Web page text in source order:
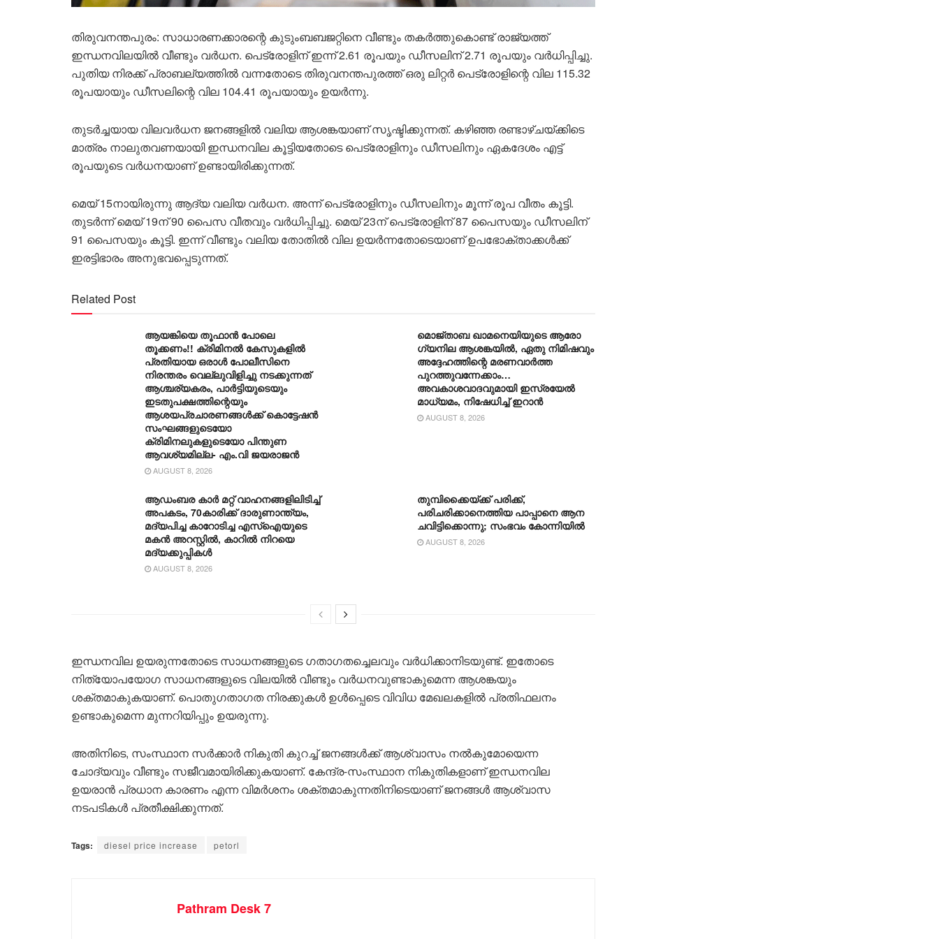
തിരുവനന്തപുരം: സാധാരണക്കാരന്റെ കുടുംബബജറ്റിനെ വീണ്ടും തകർത്തുകൊണ്ട് രാജ്യത്ത്
ഇന്ധനവിലയിൽ വീണ്ടും വർധന. പെട്രോളിന് ഇന്ന് 2.61 രൂപയും ഡീസലിന് 2.71 രൂപയും വർധിപ്പിച്ചു.
പുതിയ നിരക്ക് പ്രാബല്യത്തിൽ വന്നതോടെ തിരുവനന്തപുരത്ത് ഒരു ലിറ്റർ പെട്രോളിന്റെ വില 115.32
രൂപയായും ഡീസലിന്റെ വില 104.41 രൂപയായും ഉയർന്നു.
തുടർച്ചയായ വിലവർധന ജനങ്ങളിൽ വലിയ ആശങ്കയാണ് സൃഷ്ടിക്കുന്നത്. കഴിഞ്ഞ രണ്ടാഴ്ചയ്ക്കിടെ
മാത്രം നാലുതവണയായി ഇന്ധനവില കൂട്ടിയതോടെ പെട്രോളിനും ഡീസലിനും ഏകദേശം എട്ട്
രൂപയുടെ വർധനയാണ് ഉണ്ടായിരിക്കുന്നത്.
മെയ് 15നായിരുന്നു ആദ്യ വലിയ വർധന. അന്ന് പെട്രോളിനും ഡീസലിനും മൂന്ന് രൂപ വീതം കൂട്ടി.
തുടർന്ന് മെയ് 19ന് 90 പൈസ വീതവും വർധിപ്പിച്ചു. മെയ് 23ന് പെട്രോളിന് 87 പൈസയും ഡീസലിന്
91 പൈസയും കൂട്ടി. ഇന്ന് വീണ്ടും വലിയ തോതിൽ വില ഉയർന്നതോടെയാണ് ഉപഭോക്താക്കൾക്ക്
ഇരട്ടിഭാരം അനുഭവപ്പെടുന്നത്.
Related Post
ആയങ്കിയെ തൂഫാൻ പോലെ
തൂക്കണം!! ക്രിമിനൽ കേസുകളിൽ
പ്രതിയായ ഒരാൾ പോലീസിനെ
നിരന്തരം വെല്ലുവിളിച്ചു നടക്കുന്നത്
ആശ്ചര്യകരം, പാർട്ടിയുടെയും
ഇടതുപക്ഷത്തിന്റെയും
ആശയപ്രചാരണങ്ങൾക്ക് കൊട്ടേഷൻ
സംഘങ്ങളുടെയോ
ക്രിമിനലുകളുടെയോ പിന്തുണ
ആവശ്യമില്ല- എം.വി ജയരാജൻ
AUGUST 8, 2026
മൊജ്താബ ഖാമനെയിയുടെ ആരോ​
ഗ്യനില ആശങ്കയിൽ, ഏതു നിമിഷവും
അദ്ദേഹത്തിന്റെ മരണവാർത്ത
പുറത്തുവന്നേക്കാം…
അവകാശവാദവുമായി ഇസ്രയേൽ
മാധ്യമം, നിഷേധിച്ച് ഇറാൻ
AUGUST 8, 2026
ആഡംബര കാര്‍ മറ്റ് വാഹനങ്ങളിലിടിച്ച്
അപകടം, 70കാരിക്ക് ദാരുണാന്ത്യം,
മദ്യപിച്ച കാറോടിച്ച എസ്ഐയുടെ
മകന്‍ അറസ്റ്റില്‍, കാറില്‍ നിറയെ
മദ്യക്കുപ്പികള്‍
AUGUST 8, 2026
തുമ്പിക്കൈയ്ക്ക് പരിക്ക്,
പരിചരിക്കാനെത്തിയ പാപ്പാനെ ആന
ചവിട്ടിക്കൊന്നു; സംഭവം കോന്നിയിൽ
AUGUST 8, 2026
ഇന്ധനവില ഉയരുന്നതോടെ സാധനങ്ങളുടെ ഗതാഗതച്ചെലവും വർധിക്കാനിടയുണ്ട്. ഇതോടെ
നിത്യോപയോഗ സാധനങ്ങളുടെ വിലയിൽ വീണ്ടും വർധനവുണ്ടാകുമെന്ന ആശങ്കയും
ശക്തമാകുകയാണ്. പൊതുഗതാഗത നിരക്കുകൾ ഉൾപ്പെടെ വിവിധ മേഖലകളിൽ പ്രതിഫലനം
ഉണ്ടാകുമെന്ന മുന്നറിയിപ്പും ഉയരുന്നു.
അതിനിടെ, സംസ്ഥാന സർക്കാർ നികുതി കുറച്ച് ജനങ്ങൾക്ക് ആശ്വാസം നൽകുമോയെന്ന
ചോദ്യവും വീണ്ടും സജീവമായിരിക്കുകയാണ്. കേന്ദ്ര-സംസ്ഥാന നികുതികളാണ് ഇന്ധനവില
ഉയരാൻ പ്രധാന കാരണം എന്ന വിമർശനം ശക്തമാകുന്നതിനിടെയാണ് ജനങ്ങൾ ആശ്വാസ
നടപടികൾ പ്രതീക്ഷിക്കുന്നത്.
Tags: diesel price increase petorl
Pathram Desk 7